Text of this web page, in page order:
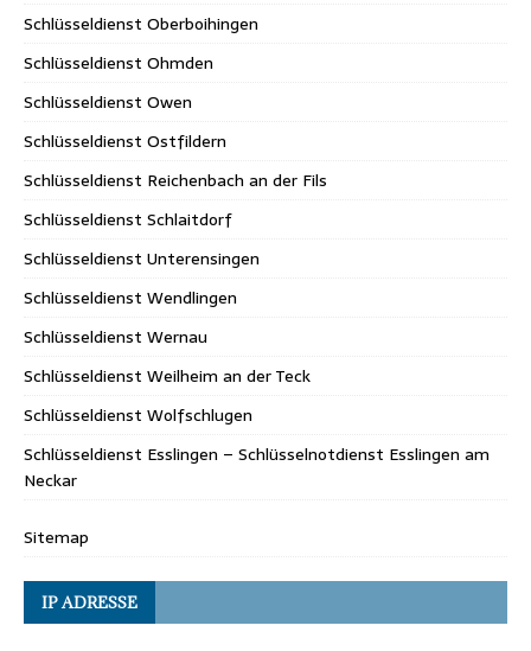
Schlüsseldienst Oberboihingen
Schlüsseldienst Ohmden
Schlüsseldienst Owen
Schlüsseldienst Ostfildern
Schlüsseldienst Reichenbach an der Fils
Schlüsseldienst Schlaitdorf
Schlüsseldienst Unterensingen
Schlüsseldienst Wendlingen
Schlüsseldienst Wernau
Schlüsseldienst Weilheim an der Teck
Schlüsseldienst Wolfschlugen
Schlüsseldienst Esslingen – Schlüsselnotdienst Esslingen am
Neckar
Sitemap
IP ADRESSE